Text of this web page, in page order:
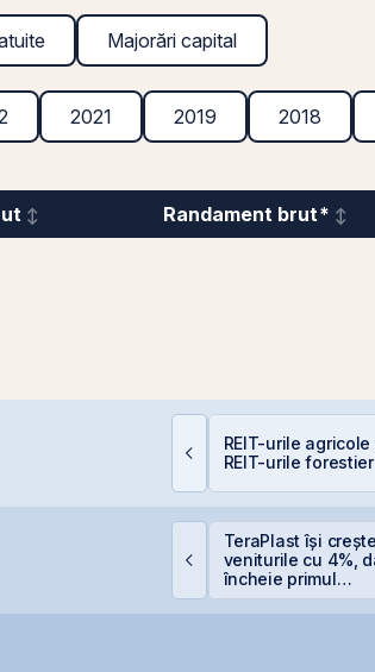
Majorări capital
2021 2019 2018
Randament brut*
REIT-urile agricole
REIT-urile forestier
TeraPlast își crește
veniturile cu 4%,
încheie primul